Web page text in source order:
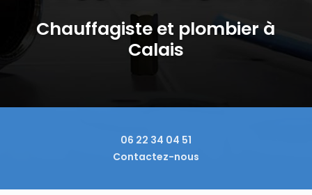
Chauffagiste et plombier à
Calais
06 22 34 04 51
Contactez-nous